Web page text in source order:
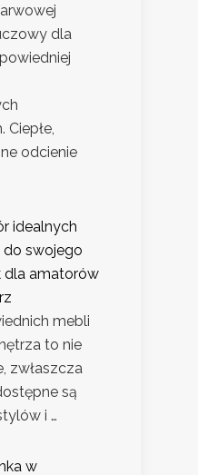
dla
odcienie
idealnych
do swojego
dla amatorów
mebli
to nie
zwłaszcza
są
i …
w